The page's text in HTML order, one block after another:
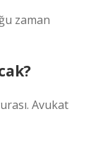
zaman
Avukat